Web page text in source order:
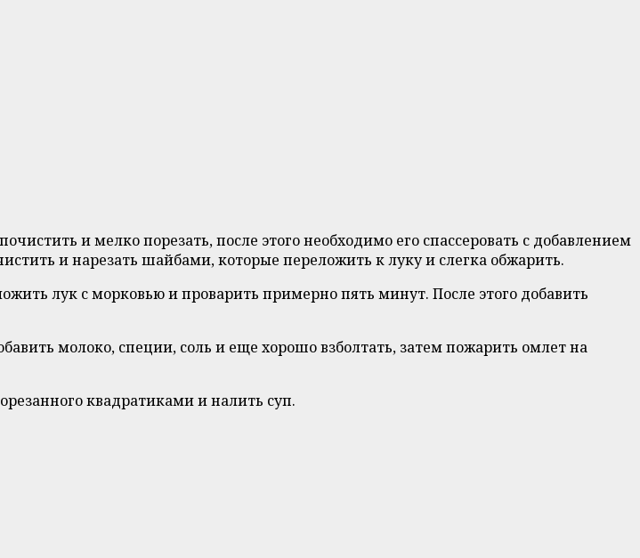
и мелко порезать, после этого необходимо его спассеровать с добавлением
и нарезать шайбами, которые переложить к луку и слегка обжарить.
лук с морковью и проварить примерно пять минут. После этого добавить
молоко, специи, соль и еще хорошо взболтать, затем пожарить омлет на
квадратиками и налить суп.